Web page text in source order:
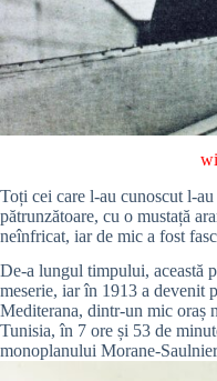
Toți cei care l-au cunoscut l-
pătrunzătoare, cu o mustață
neînfricat, iar de mic a fost
De-a lungul timpului, această
meserie, iar în 1913 a devenit
Mediterana, dintr-un mic oraș
Tunisia, în 7 ore și 53 de
monoplanului Morane-